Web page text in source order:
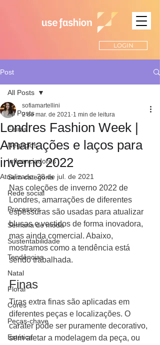
LOGIN
Post
All Posts
Feiras
Negócios
Influenciadores
Sem categoria
Rede social
Processos
Semana de moda
Sustentabilidade
Tendências
Natal
Floral
Cores
Peças-chave
Estética
All Posts
Londres Fashion Week |
Amarrações e laços para
inverno 2022
sofiamartellini
2 de mar. de 2021 1 min de leitura
Atualizado:28 de jul. de 2021
Nas coleções de inverno 2022 de
Londres, amarrações de diferentes
espessuras são usadas para atualizar
blusas e vestidos de forma inovadora,
mas ainda comercial. Abaixo,
mostramos como a tendência está
sendo trabalhada.
Finas
Tiras extra finas são aplicadas em
diferentes peças e localizações. O
caráter pode ser puramente decorativo,
sem afetar a modelagem da peça, ou